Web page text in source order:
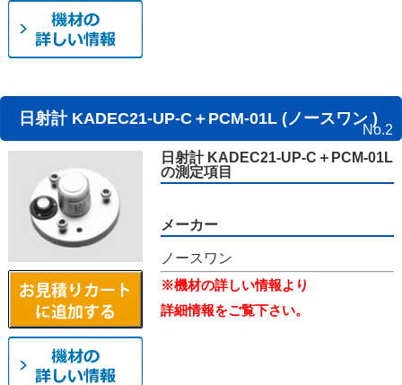
日射計 KADEC21-UP-C＋PCM-01L (ノースワン )
No.2
日射計 KADEC21-UP-C＋PCM-01L
の測定項目
メーカー
ノースワン
※機材の詳しい情報より
詳細情報をご覧下さい。